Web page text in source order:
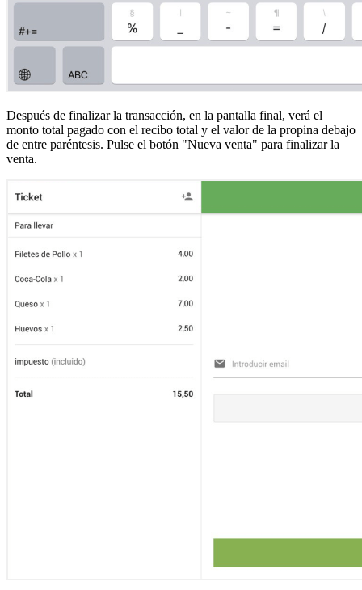
Después de finalizar la transacción, en la pantalla final, verá el
monto total pagado con el recibo total y el valor de la propina debajo
de entre paréntesis. Pulse el botón "Nueva venta" para finalizar la
venta.